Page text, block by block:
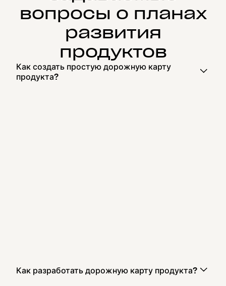
вопросы о планах
развития
продуктов
Как создать простую дорожную карту
продукта?
Как разработать дорожную карту продукта?